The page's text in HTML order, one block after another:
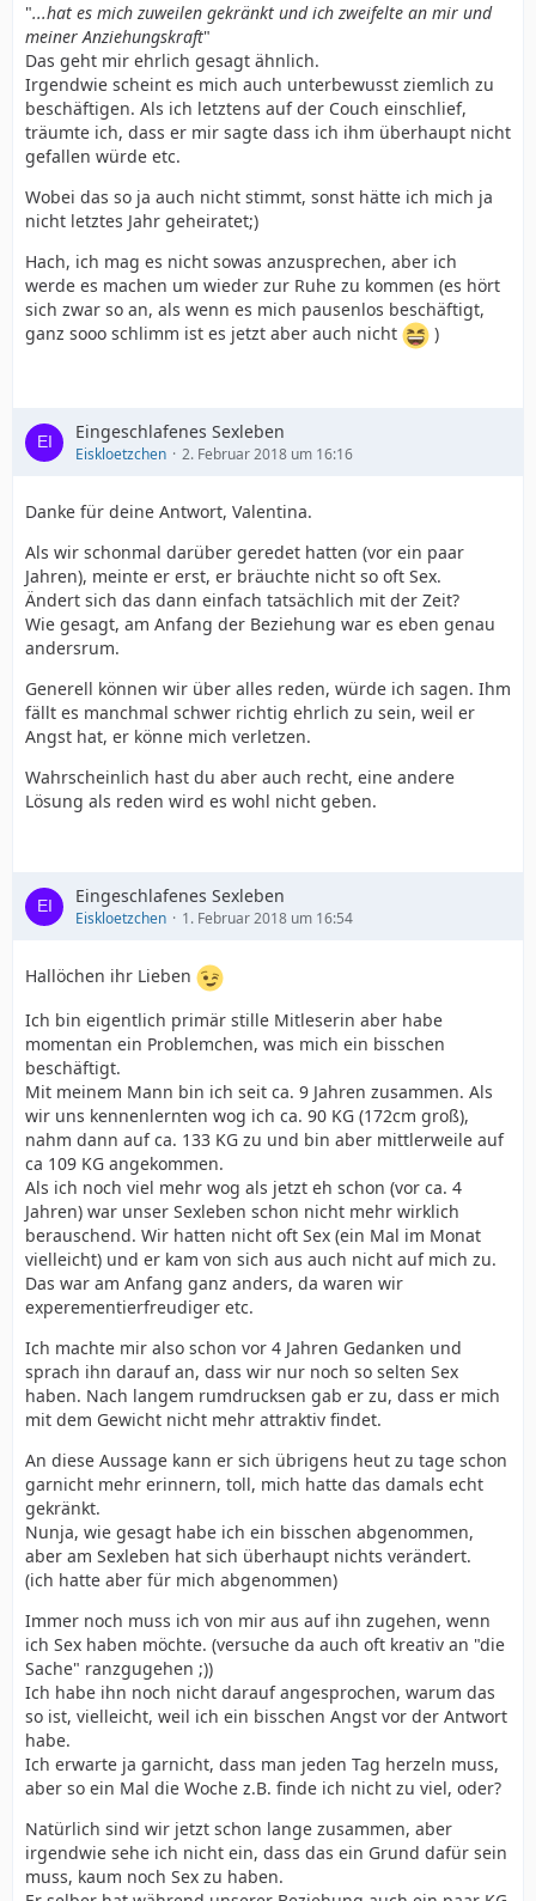
"...hat es mich zuweilen gekränkt und ich zweifelte an mir und
meiner Anziehungskraft"
Das geht mir ehrlich gesagt ähnlich.
Irgendwie scheint es mich auch unterbewusst ziemlich zu
beschäftigen. Als ich letztens auf der Couch einschlief,
träumte ich, dass er mir sagte dass ich ihm überhaupt nicht
gefallen würde etc.
Wobei das so ja auch nicht stimmt, sonst hätte ich mich ja
nicht letztes Jahr geheiratet;)
Hach, ich mag es nicht sowas anzusprechen, aber ich
werde es machen um wieder zur Ruhe zu kommen (es hört
sich zwar so an, als wenn es mich pausenlos beschäftigt,
ganz sooo schlimm ist es jetzt aber auch nicht
)
Eingeschlafenes Sexleben
Eiskloetzchen 2. Februar 2018 um 16:16
Danke für deine Antwort, Valentina.
Als wir schonmal darüber geredet hatten (vor ein paar
Jahren), meinte er erst, er bräuchte nicht so oft Sex.
Ändert sich das dann einfach tatsächlich mit der Zeit?
Wie gesagt, am Anfang der Beziehung war es eben genau
andersrum.
Generell können wir über alles reden, würde ich sagen. Ihm
fällt es manchmal schwer richtig ehrlich zu sein, weil er
Angst hat, er könne mich verletzen.
Wahrscheinlich hast du aber auch recht, eine andere
Lösung als reden wird es wohl nicht geben.
Eingeschlafenes Sexleben
Eiskloetzchen 1. Februar 2018 um 16:54
Hallöchen ihr Lieben
Ich bin eigentlich primär stille Mitleserin aber habe
momentan ein Problemchen, was mich ein bisschen
beschäftigt.
Mit meinem Mann bin ich seit ca. 9 Jahren zusammen. Als
wir uns kennenlernten wog ich ca. 90 KG (172cm groß),
nahm dann auf ca. 133 KG zu und bin aber mittlerweile auf
ca 109 KG angekommen.
Als ich noch viel mehr wog als jetzt eh schon (vor ca. 4
Jahren) war unser Sexleben schon nicht mehr wirklich
berauschend. Wir hatten nicht oft Sex (ein Mal im Monat
vielleicht) und er kam von sich aus auch nicht auf mich zu.
Das war am Anfang ganz anders, da waren wir
experementierfreudiger etc.
Ich machte mir also schon vor 4 Jahren Gedanken und
sprach ihn darauf an, dass wir nur noch so selten Sex
haben. Nach langem rumdrucksen gab er zu, dass er mich
mit dem Gewicht nicht mehr attraktiv findet.
An diese Aussage kann er sich übrigens heut zu tage schon
garnicht mehr erinnern, toll, mich hatte das damals echt
gekränkt.
Nunja, wie gesagt habe ich ein bisschen abgenommen,
aber am Sexleben hat sich überhaupt nichts verändert.
(ich hatte aber für mich abgenommen)
Immer noch muss ich von mir aus auf ihn zugehen, wenn
ich Sex haben möchte. (versuche da auch oft kreativ an "die
Sache" ranzgugehen ;))
Ich habe ihn noch nicht darauf angesprochen, warum das
so ist, vielleicht, weil ich ein bisschen Angst vor der Antwort
habe.
Ich erwarte ja garnicht, dass man jeden Tag herzeln muss,
aber so ein Mal die Woche z.B. finde ich nicht zu viel, oder?
Natürlich sind wir jetzt schon lange zusammen, aber
irgendwie sehe ich nicht ein, dass das ein Grund dafür sein
muss, kaum noch Sex zu haben.